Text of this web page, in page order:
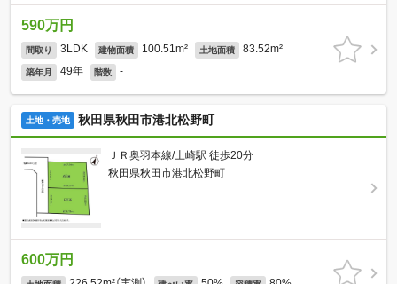
590万円
間取り 3LDK 建物面積 100.51m² 土地面積 83.52m²
築年月 49年 階数 -
土地・売地 秋田県秋田市港北松野町
ＪＲ奥羽本線/土崎駅 徒歩20分
秋田県秋田市港北松野町
600万円